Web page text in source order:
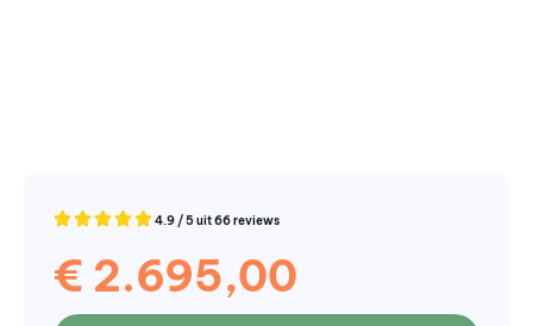
4.9 / 5 uit 66 reviews
€ 2.695,00